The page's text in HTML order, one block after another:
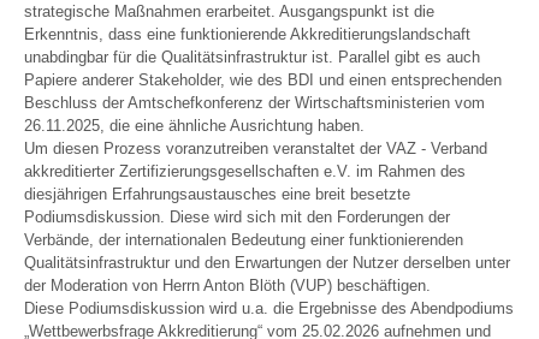
strategische Maßnahmen erarbeitet. Ausgangspunkt ist die
Erkenntnis, dass eine funktionierende Akkreditierungslandschaft
unabdingbar für die Qualitätsinfrastruktur ist. Parallel gibt es auch
Papiere anderer Stakeholder, wie des BDI und einen entsprechenden
Beschluss der Amtschefkonferenz der Wirtschaftsministerien vom
26.11.2025, die eine ähnliche Ausrichtung haben.
Um diesen Prozess voranzutreiben veranstaltet der VAZ - Verband
akkreditierter Zertifizierungsgesellschaften e.V. im Rahmen des
diesjährigen Erfahrungsaustausches eine breit besetzte
Podiumsdiskussion. Diese wird sich mit den Forderungen der
Verbände, der internationalen Bedeutung einer funktionierenden
Qualitätsinfrastruktur und den Erwartungen der Nutzer derselben unter
der Moderation von Herrn Anton Blöth (VUP) beschäftigen.
Diese Podiumsdiskussion wird u.a. die Ergebnisse des Abendpodiums
„Wettbewerbsfrage Akkreditierung“ vom 25.02.2026 aufnehmen und